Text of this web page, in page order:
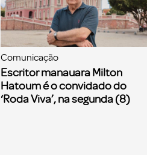
Comunicação
Escritor manauara Milton
Hatoum é o convidado do
‘Roda Viva’, na segunda (8)